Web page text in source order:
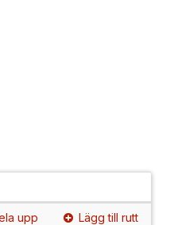
upp Lägg till rutt